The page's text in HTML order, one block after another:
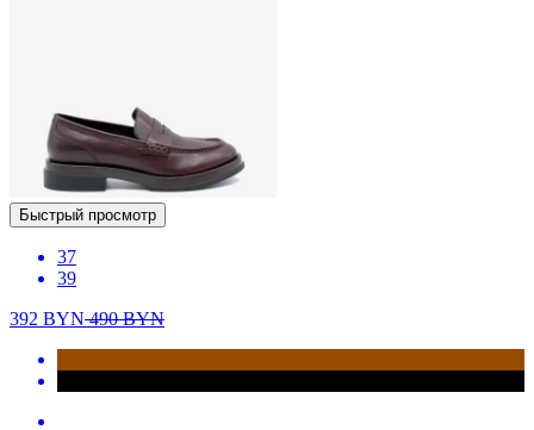
Быстрый просмотр
37
39
392 BYN490BYN